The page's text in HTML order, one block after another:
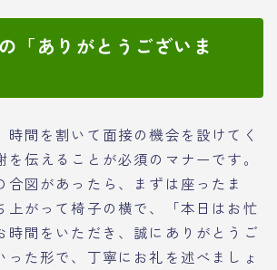
「ありがとうございま
時間を割いて面接の機会を設けてく
を伝えることが必須のマナーです。
合図があったら、まずは座ったま
上がって椅子の横で、「本日はお忙
時間をいただき、誠にありがとうご
った形で、丁寧にお礼を述べましょ